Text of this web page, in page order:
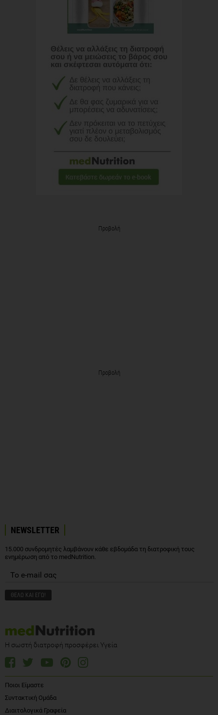
Προβολή
Προβολή
NEWSLETTER
15.000 συνδρομητές λαμβάνουν κάθε εβδομάδα τη διατροφική τους
ενημέρωση από το medNutrition.
Η σωστή διατροφή προσφέρει Υγεία
Ποιοι Είμαστε
Συντακτική Ομάδα
Διαιτολογικά Γραφεία